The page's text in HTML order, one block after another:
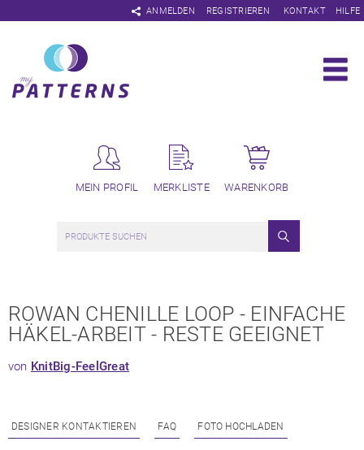
ANMELDEN
Navigation
überspringen
REGISTRIEREN KONTAKT HILFE
MEIN PROFIL MERKLISTE WARENKORB
ROWAN CHENILLE LOOP - EINFACHE
HÄKEL-ARBEIT - RESTE GEEIGNET
von KnitBig-FeelGreat
DESIGNER KONTAKTIEREN FAQ FOTO HOCHLADEN